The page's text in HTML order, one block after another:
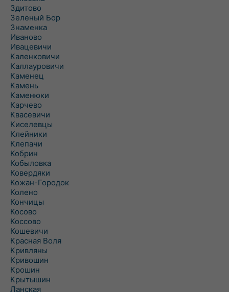
Здитово
Зеленый Бор
Знаменка
Иваново
Ивацевичи
Каленковичи
Каллауровичи
Каменец
Камень
Каменюки
Карчево
Квасевичи
Киселевцы
Клейники
Клепачи
Кобрин
Кобыловка
Ковердяки
Кожан-Городок
Колено
Кончицы
Косово
Коссово
Кошевичи
Красная Воля
Кривляны
Кривошин
Крошин
Крытышин
Ланская